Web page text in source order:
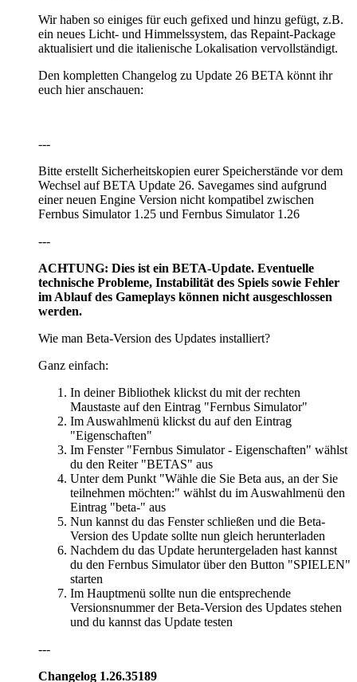
Wir haben so einiges für euch gefixed und hinzu gefügt, z.B.
ein neues Licht- und Himmelssystem, das Repaint-Package
aktualisiert und die italienische Lokalisation vervollständigt.
Den kompletten Changelog zu Update 26 BETA könnt ihr
euch hier anschauen:
---
Bitte erstellt Sicherheitskopien eurer Speicherstände vor dem
Wechsel auf BETA Update 26. Savegames sind aufgrund
einer neuen Engine Version nicht kompatibel zwischen
Fernbus Simulator 1.25 und Fernbus Simulator 1.26
---
ACHTUNG: Dies ist ein BETA-Update. Eventuelle
technische Probleme, Instabilität des Spiels sowie Fehler
im Ablauf des Gameplays können nicht ausgeschlossen
werden.
Wie man Beta-Version des Updates installiert?
Ganz einfach:
In deiner Bibliothek klickst du mit der rechten
Maustaste auf den Eintrag "Fernbus Simulator"
Im Auswahlmenü klickst du auf den Eintrag
"Eigenschaften"
Im Fenster "Fernbus Simulator - Eigenschaften" wählst
du den Reiter "BETAS" aus
Unter dem Punkt "Wähle die Sie Beta aus, an der Sie
teilnehmen möchten:" wählst du im Auswahlmenü den
Eintrag "beta-" aus
Nun kannst du das Fenster schließen und die Beta-
Version des Update sollte nun gleich herunterladen
Nachdem du das Update heruntergeladen hast kannst
du den Fernbus Simulator über den Button "SPIELEN"
starten
Im Hauptmenü sollte nun die entsprechende
Versionsnummer der Beta-Version des Updates stehen
und du kannst das Update testen
---
Changelog 1.26.35189